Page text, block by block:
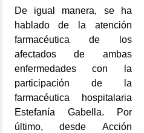
De igual manera, se ha
hablado de la atención
farmacéutica de los
afectados de ambas
enfermedades con la
participación de la
farmacéutica hospitalaria
Estefanía Gabella. Por
último, desde Acción